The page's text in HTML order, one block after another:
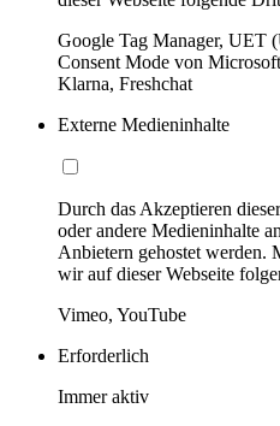
Google Tag Manager, UET
Consent Mode von
Klarna, Freshchat
Externe Medieninhalte
Durch das Akzeptieren
oder andere Medieninhalte
Anbietern gehostet werden.
wir auf dieser Webseite
Vimeo, YouTube
Erforderlich
Immer aktiv